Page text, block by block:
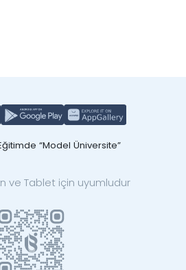
“Model Üniversite”
ve Tablet için uyumludur